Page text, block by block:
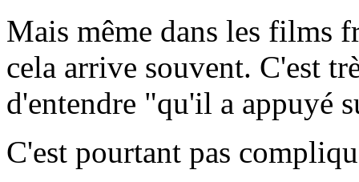
Mais même dans les films
cela arrive souvent. C'est
d'entendre "qu'il a appuyé
C'est pourtant pas